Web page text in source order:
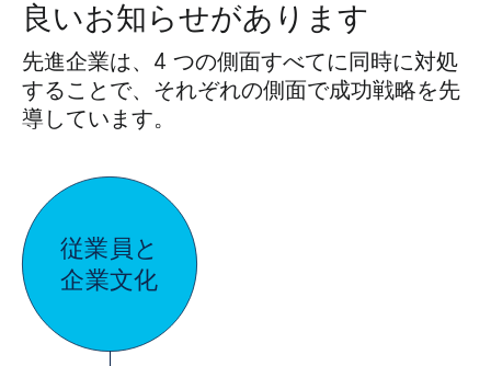
良いお知らせがあります
先進企業は、4 つの側面すべてに同時に対処
することで、それぞれの側面で成功戦略を先
導しています。
従業員と
企業文化